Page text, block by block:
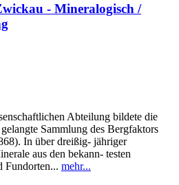
- Mineralogisch /
Abteilung bildete die
Sammlung des Bergfaktors
In über dreißig- jähriger
aus den bekann- testen
Fundorten... mehr...